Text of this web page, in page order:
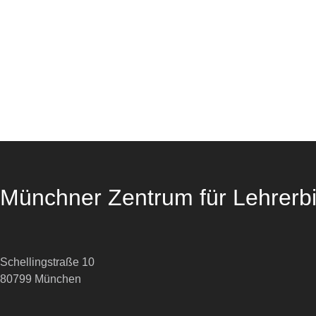
Münchner Zentrum für
Schellingstraße 10
80799 München